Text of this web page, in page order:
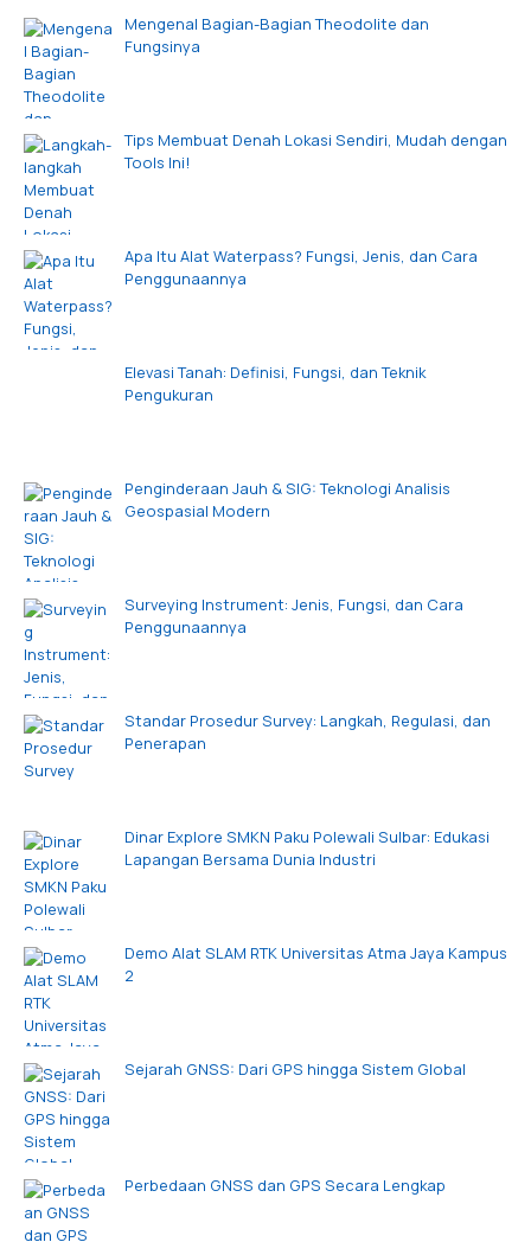
Mengenal Bagian-Bagian Theodolite dan
Fungsinya
Tips Membuat Denah Lokasi Sendiri, Mudah dengan
Tools Ini!
Apa Itu Alat Waterpass? Fungsi, Jenis, dan Cara
Penggunaannya
Elevasi Tanah: Definisi, Fungsi, dan Teknik
Pengukuran
Penginderaan Jauh & SIG: Teknologi Analisis
Geospasial Modern
Surveying Instrument: Jenis, Fungsi, dan Cara
Penggunaannya
Standar Prosedur Survey: Langkah, Regulasi, dan
Penerapan
Dinar Explore SMKN Paku Polewali Sulbar: Edukasi
Lapangan Bersama Dunia Industri
Demo Alat SLAM RTK Universitas Atma Jaya Kampus
2
Sejarah GNSS: Dari GPS hingga Sistem Global
Perbedaan GNSS dan GPS Secara Lengkap